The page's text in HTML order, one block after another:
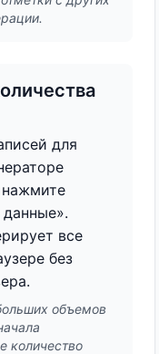
для
данные».
все
без
объемов
количество